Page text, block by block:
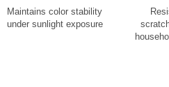
Maintains color stability
under sunlight exposure